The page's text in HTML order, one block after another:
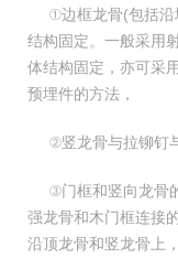
①边框龙骨(包括沿
结构固定。一般采用
体结构固定，亦可采
预埋件的方法，
②竖龙骨与拉铆钉与
③门框和竖向龙骨的
强龙骨和木门框连接
沿顶龙骨和竖龙骨上